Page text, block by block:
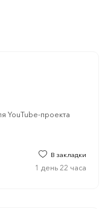
YouTube-проекта
В закладки
1 день 22 часа